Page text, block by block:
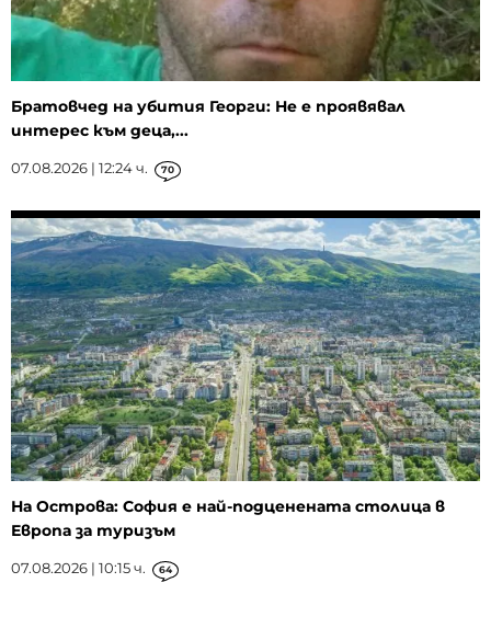
Братовчед на убития Георги: Не е проявявал
интерес към деца,...
07.08.2026 | 12:24 ч. 70
На Острова: София е най-подценената столица в
Европа за туризъм
07.08.2026 | 10:15 ч. 64